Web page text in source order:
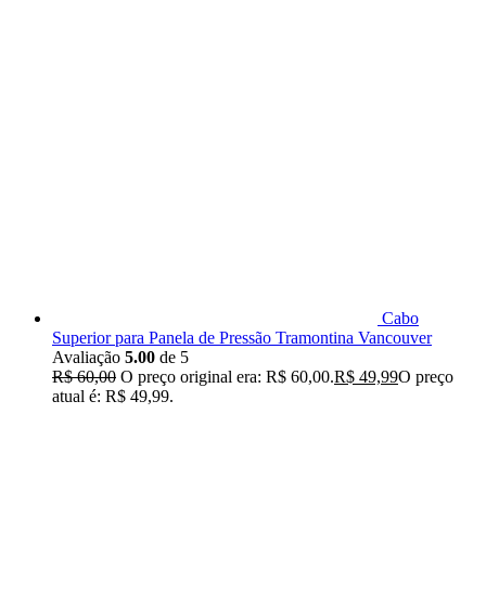
Cabo
Superior para Panela de Pressão Tramontina Vancouver
Avaliação 5.00 de 5
R$60,00 O preço original era: R$ 60,00.R$ 49,99O preço
atual é: R$ 49,99.